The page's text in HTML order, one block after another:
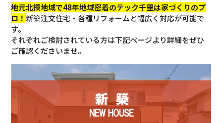
地元北摂地域で48年地域密着のテック千里は家づくりのプ
ロ！新築注文住宅・各種リフォームと幅広く対応が可能で
す。
それぞれご検討されている方は下記ページより詳細をぜひ
ご確認くださいませ。